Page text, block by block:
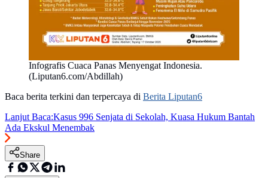
Infografis Cuaca Panas Menyengat Indonesia.
(Liputan6.com/Abdillah)
Baca berita terkini dan terpercaya di Berita Liputan6
Lanjut Baca:Kasus 996 Senjata di Sekolah, Kuasa Hukum Bantah
Ada Ekskul Menembak
Share